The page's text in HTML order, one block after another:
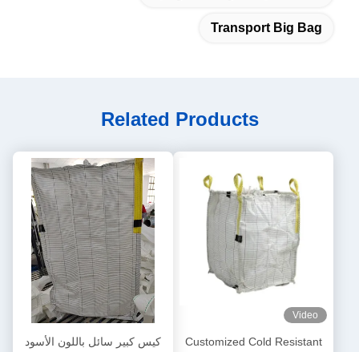
Transport Big Bag
Related Products
Video
Customized Cold Resistant
كيس كبير سائل باللون الأسود